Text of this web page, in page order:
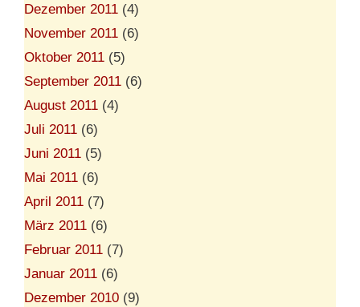
Dezember 2011 (4)
November 2011 (6)
Oktober 2011 (5)
September 2011 (6)
August 2011 (4)
Juli 2011 (6)
Juni 2011 (5)
Mai 2011 (6)
April 2011 (7)
März 2011 (6)
Februar 2011 (7)
Januar 2011 (6)
Dezember 2010 (9)